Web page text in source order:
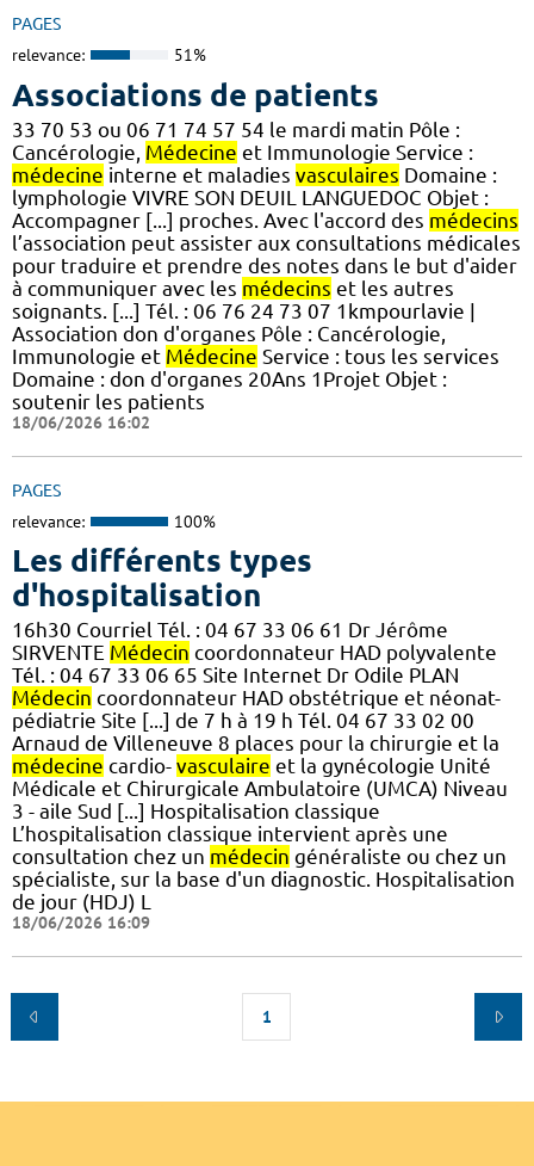
PAGES
relevance: 51%
Associations de patients
33 70 53 ou 06 71 74 57 54 le mardi matin Pôle :
Cancérologie, Médecine et Immunologie Service :
médecine interne et maladies vasculaires Domaine :
lymphologie VIVRE SON DEUIL LANGUEDOC Objet :
Accompagner [...] proches. Avec l'accord des médecins
l’association peut assister aux consultations médicales
pour traduire et prendre des notes dans le but d'aider
à communiquer avec les médecins et les autres
soignants. [...] Tél. : 06 76 24 73 07 1kmpourlavie |
Association don d'organes Pôle : Cancérologie,
Immunologie et Médecine Service : tous les services
Domaine : don d'organes 20Ans 1Projet Objet :
soutenir les patients
18/06/2026 16:02
PAGES
relevance: 100%
Les différents types
d'hospitalisation
16h30 Courriel Tél. : 04 67 33 06 61 Dr Jérôme
SIRVENTE Médecin coordonnateur HAD polyvalente
Tél. : 04 67 33 06 65 Site Internet Dr Odile PLAN
Médecin coordonnateur HAD obstétrique et néonat-
pédiatrie Site [...] de 7 h à 19 h Tél. 04 67 33 02 00
Arnaud de Villeneuve 8 places pour la chirurgie et la
médecine cardio- vasculaire et la gynécologie Unité
Médicale et Chirurgicale Ambulatoire (UMCA) Niveau
3 - aile Sud [...] Hospitalisation classique
L’hospitalisation classique intervient après une
consultation chez un médecin généraliste ou chez un
spécialiste, sur la base d'un diagnostic. Hospitalisation
de jour (HDJ) L
18/06/2026 16:09
1